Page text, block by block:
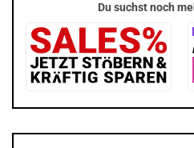
Du suchst noch